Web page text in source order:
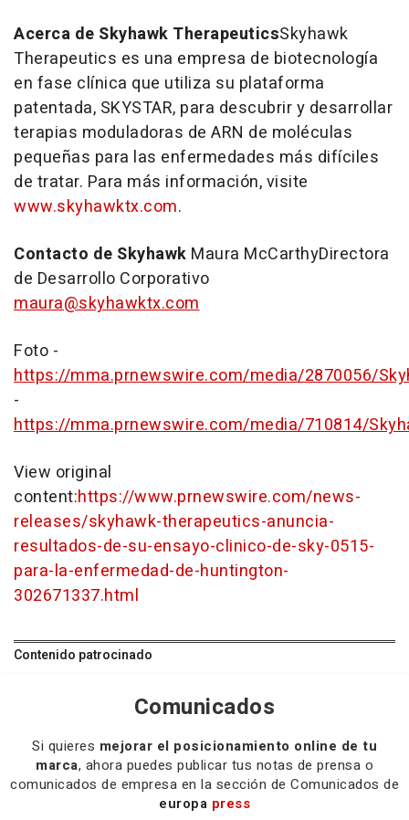
Acerca de Skyhawk TherapeuticsSkyhawk
Therapeutics es una empresa de biotecnología
en fase clínica que utiliza su plataforma
patentada, SKYSTAR, para descubrir y desarrollar
terapias moduladoras de ARN de moléculas
pequeñas para las enfermedades más difíciles
de tratar. Para más información, visite
www.skyhawktx.com.
Contacto de Skyhawk Maura McCarthyDirectora
de Desarrollo Corporativo
maura@skyhawktx.com
Foto -
https://mma.prnewswire.com/media/2870056/
-
https://mma.prnewswire.com/media/710814/
View original
content:https://www.prnewswire.com/news-
releases/skyhawk-therapeutics-anuncia-
resultados-de-su-ensayo-clinico-de-sky-0515-
para-la-enfermedad-de-huntington-
302671337.html
Contenido patrocinado
Comunicados
Si quieres mejorar el posicionamiento online de tu
marca, ahora puedes publicar tus notas de prensa o
comunicados de empresa en la sección de Comunicados de
europa press